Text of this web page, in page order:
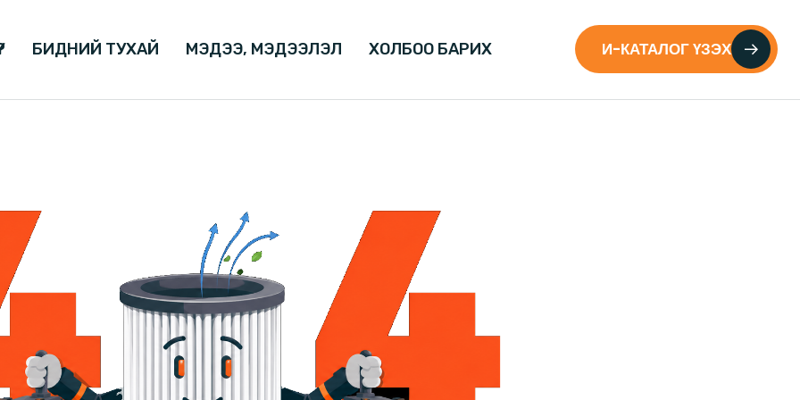
БИДНИЙ ТУХАЙ МЭДЭЭ, МЭДЭЭЛЭЛ ХОЛБОО БАРИХ И-КАТАЛОГ ҮЗЭХ